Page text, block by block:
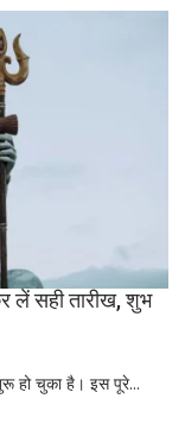
की
मां
काली
हृदयपीठ
लें सही तारीख, शुभ
हो चुका है। इस पूरे...